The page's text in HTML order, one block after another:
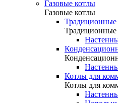
Газовые котлы
Газовые котлы
Традиционные
Традиционные
Котлы для
Котлы для